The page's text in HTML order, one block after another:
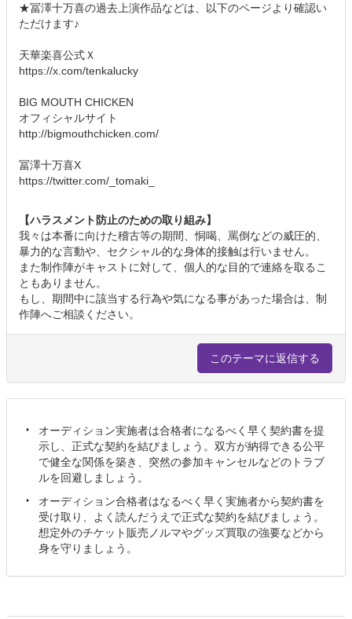
★冨澤十万喜の過去上演作品などは、以下のページより確認い
ただけます♪
天華楽喜公式Ｘ
https://x.com/tenkalucky
BIG MOUTH CHICKEN
オフィシャルサイト
http://bigmouthchicken.com/
冨澤十万喜X
https://twitter.com/_tomaki_
【ハラスメント防止のための取り組み】
我々は本番に向けた稽古等の期間、恫喝、罵倒などの威圧的、
暴力的な言動や、セクシャル的な身体的接触は行いません。
また制作陣がキャストに対して、個人的な目的で連絡を取るこ
ともありません。
もし、期間中に該当する行為や気になる事があった場合は、制
作陣へご相談ください。
このテーマに返信する
オーディション実施者は合格者になるべく早く契約書を提
示し、正式な契約を結びましょう。双方が納得できる公平
で健全な関係を築き、突然の参加キャンセルなどのトラブ
ルを回避しましょう。
オーディション合格者はなるべく早く実施者から契約書を
受け取り、よく読んだうえで正式な契約を結びましょう。
想定外のチケット販売ノルマやグッズ買取の強要などから
身を守りましょう。